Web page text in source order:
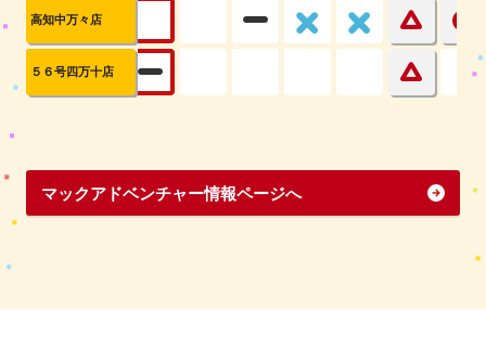
高知中万々店
５６号四万十店
マックアドベンチャー情報ページへ